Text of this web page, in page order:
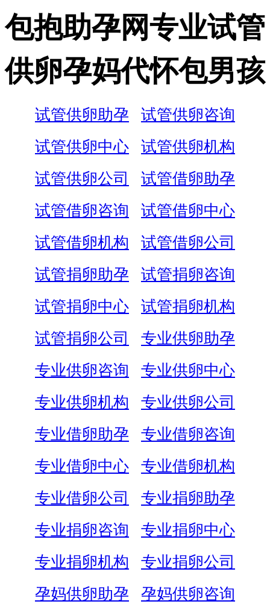
包抱助孕网专业试管
供卵孕妈代怀包男孩
试管供卵助孕
试管供卵咨询
试管供卵中心
试管供卵机构
试管供卵公司
试管借卵助孕
试管借卵咨询
试管借卵中心
试管借卵机构
试管借卵公司
试管捐卵助孕
试管捐卵咨询
试管捐卵中心
试管捐卵机构
试管捐卵公司
专业供卵助孕
专业供卵咨询
专业供卵中心
专业供卵机构
专业供卵公司
专业借卵助孕
专业借卵咨询
专业借卵中心
专业借卵机构
专业借卵公司
专业捐卵助孕
专业捐卵咨询
专业捐卵中心
专业捐卵机构
专业捐卵公司
孕妈供卵助孕
孕妈供卵咨询